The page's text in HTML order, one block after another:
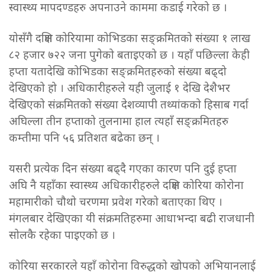
स्वास्थ्य मापदण्डहरु अपनाउने काममा कडाई गरेको छ ।
योसँगै दक्षिण कोरियामा कोभिडका सङ्क्रमितको संख्या १ लाख
८२ हजार ७२२ जना पुगेको बताइएको छ । यहाँ पछिल्ला केही
हप्ता यतादेखि कोभिडका सङ्क्रमितहरुको संख्या बढ्दो
देखिएको हो । अधिकारीहरुले यही जुलाई १ देखि देशैभर
देखिएको संक्रमितको संख्या देशव्यापी तथ्यांकको हिसाब गर्दा
अघिल्ला तीन हप्ताको तुलनामा हाल त्यहाँ सङ्क्रमितहरु
कम्तीमा पनि ५६ प्रतिशत बढेका छन् ।
यसरी प्रत्येक दिन संख्या बढ्दै गएका कारण पनि दुई हप्ता
अघि नै यहाँका स्वास्थ्य अधिकारीहरुले दक्षिण कोरिया कोरोना
महामारीको चौथो चरणमा प्रवेश गरेको बताएका थिए ।
मंगलबार देखिएका यी संक्रमतिहरुमा आधाभन्दा बढी राजधानी
सोलकै रहेका पाइएको छ ।
कोरिया सरकारले यहाँ कोरोना विरुद्धको खोपको अभियानलाई